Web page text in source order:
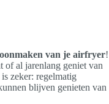
van je airfryer!
of al jarenlang geniet van
zeker: regelmatig
blijven genieten van